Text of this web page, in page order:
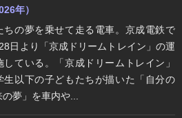
年）
ちの夢を乗せて走る電車。京成電鉄で
日より「京成ドリームトレイン」の運
している。「京成ドリームトレイン」
生以下の子どもたちが描いた「自分の
夢」を車内や...